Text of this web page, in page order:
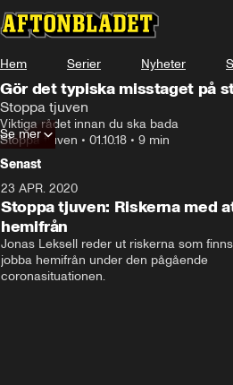
Hem Serier Nyheter
Gör det typiska misstaget på
Stoppa tjuven
Viktiga rådet innan du ska bada
Stoppa tjuven • 01.10.18 • 9 min
Se mer
Senast
23 APR. 2020
Stoppa tjuven: Riskerna med
hemifrån
Jonas Leksell reder ut riskerna som
jobba hemifrån under den pågående
coronasituationen.